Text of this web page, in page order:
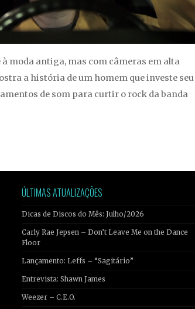
à moda antiga, mas com câmeras em alta
a história de um homem que investe seu
de som para curtir o rock da banda
ÚLTIMAS ATUALIZAÇÕES
Dicas de Discos do Mês: Julho/2026
Carly Rae Jepsen – Don’t Leave Me on the Dance
Floor
Lançamento: Leffs – “Sagitário”
Entrevista: Shawn James
Weezer – C.E.O.